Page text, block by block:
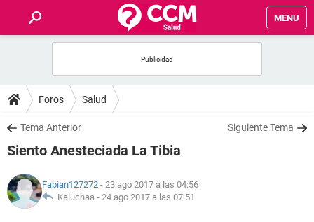
MENU
FOROS
SALUD
NUTRICIÓN
Foros Salud
Tema Anterior Siguiente Tema
Siento Anesteciada La Tibia
Fabian127272 - 23 ago 2017 a las 04:56
Kaluchaa - 24 ago 2017 a las 07:51